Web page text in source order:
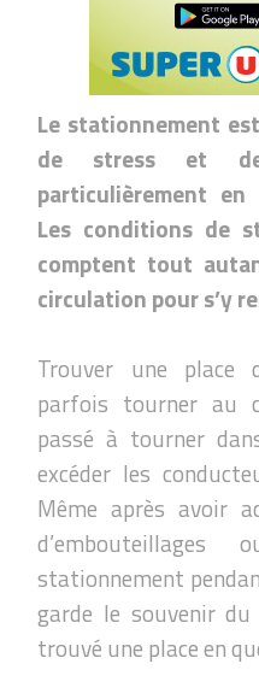
Le stationnement
de stress et
particulièrement
Les conditions de
comptent tout
circulation pour s’y
Trouver une place
parfois tourner au
passé à tourner
excéder les
Même après avoir
stationnement
garde le souvenir
trouvé une place en